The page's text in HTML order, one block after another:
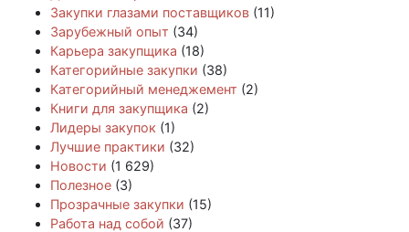
Закупки глазами поставщиков (11)
Зарубежный опыт (34)
Карьера закупщика (18)
Категорийные закупки (38)
Категорийный менеджемент (2)
Книги для закупщика (2)
Лидеры закупок (1)
Лучшие практики (32)
Новости (1 629)
Полезное (3)
Прозрачные закупки (15)
Работа над собой (37)